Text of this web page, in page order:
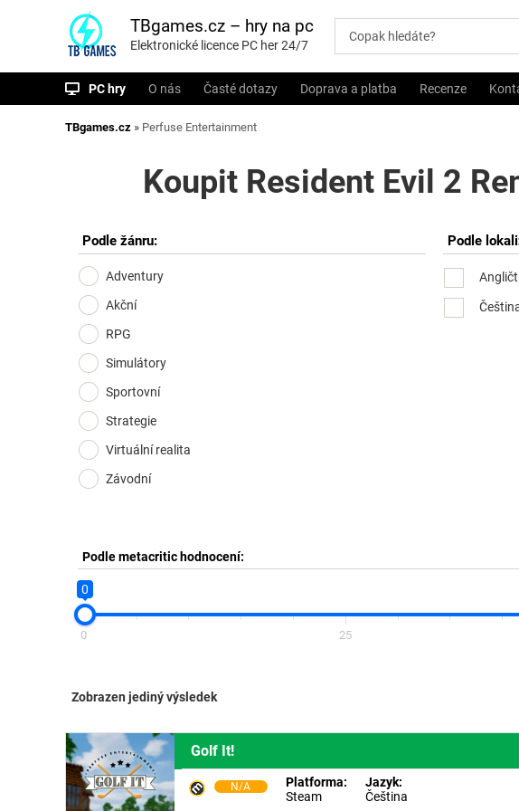
i
TBgames.cz – hry na pc
Elektronické licence PC her 24/7
PC hry O nás Časté dotazy Doprava a platba Recenze
TBgames.cz » Perfuse Entertainment
Koupit Resident Evil 2
Podle žánru:
Adventury
Akční
RPG
Simulátory
Sportovní
Strategie
Virtuální realita
Závodní
Podle
Podle metacritic hodnocení:
0
0 25
Zobrazen jediný výsledek
Golf It!
N/A
Platforma:
Steam
Jazyk:
Čeština